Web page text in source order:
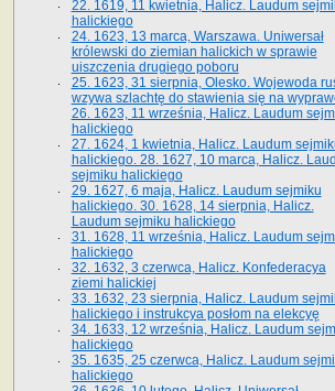
22. 1619, 11 kwietnia, Halicz. Laudum
halickiego
24. 1623, 13 marca, Warszawa. Uniwersał
królewski do ziemian halickich w sprawie
uiszczenia drugiego poboru
25. 1623, 31 sierpnia, Olesko. Wojewoda
wzywa szlachtę do stawienia się na
26. 1623, 11 września, Halicz. Laudum
halickiego
27. 1624, 1 kwietnia, Halicz. Laudum
halickiego. 28. 1627, 10 marca, Halicz.
sejmiku halickiego
29. 1627, 6 maja, Halicz. Laudum sejmiku
halickiego. 30. 1628, 14 sierpnia, Halicz.
Laudum sejmiku halickiego
31. 1628, 11 września, Halicz. Laudum
halickiego
32. 1632, 3 czerwca, Halicz. Konfederacya
ziemi halickiej
33. 1632, 23 sierpnia, Halicz. Laudum
halickiego i instrukcya posłom na elekcyę
34. 1633, 12 września, Halicz. Laudum
halickiego
35. 1635, 25 czerwca, Halicz. Laudum
halickiego